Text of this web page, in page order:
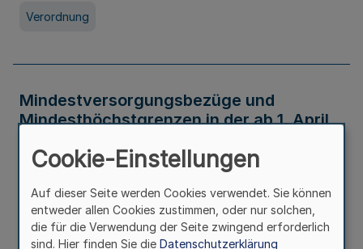
Verordnung
Mindestversorgungsbezüge und
Mindesthöchstgrenzen in der ab 1. April
Verwaltungsvorschrift
Cookie-Einstellungen
Auf dieser Seite werden Cookies verwendet. Sie können
entweder allen Cookies zustimmen, oder nur solchen,
die für die Verwendung der Seite zwingend erforderlich
sind. Hier finden Sie die Datenschutzerklärung